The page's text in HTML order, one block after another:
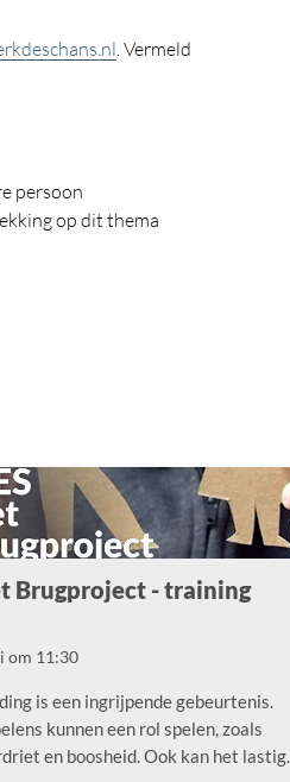
. Vermeld
persoon
op dit thema
Brugproject - training
om 11:30
is een ingrijpende gebeurtenis.
kunnen een rol spelen, zoals
en boosheid. Ook kan het lastig…